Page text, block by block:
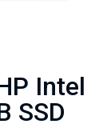
Intel
SSD